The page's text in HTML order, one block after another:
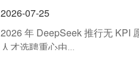
2026-07-25
2026 年 DeepSeek 推行无 KPI
人才选聘重心由...